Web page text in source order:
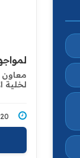
معاون
لخلية
04/